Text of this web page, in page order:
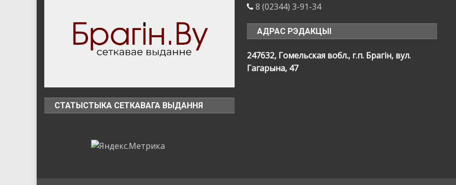
СТАТЫСТЫКА СЕТКАВАГА ВЫДАННЯ
8 (02344) 3-91-34
АДРАС РЭДАКЦЫІ
247632, Гомельская вобл., г.п. Брагін, вул.
Гагарына, 47